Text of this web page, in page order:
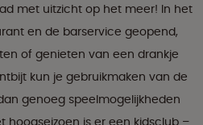
met uitzicht op het meer! In het
en de barservice geopend,
of genieten van een drankje
kun je gebruikmaken van de
genoeg speelmogelijkheden